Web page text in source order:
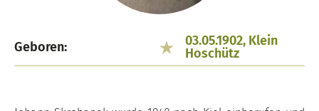
Geboren:
03.05.1902, Klein
Hoschütz